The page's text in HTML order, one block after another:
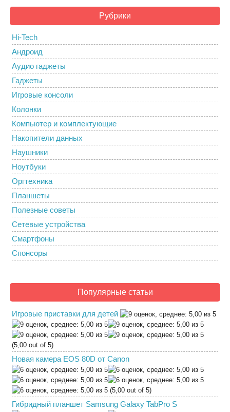
Рубрики
Hi-Tech
Андроид
Аудио гаджеты
Гаджеты
Игровые консоли
Колонки
Компьютер и комплектующие
Накопители данных
Наушники
Ноутбуки
Оргтехника
Планшеты
Полезные советы
Сетевые устройства
Смартфоны
Спонсоры
Популярные статьи
Игровые приставки для детей
(5,00 out of 5)
Новая камера EOS 80D от Canon
(5,00 out of 5)
Гибридный планшет Samsung Galaxy TabPro S